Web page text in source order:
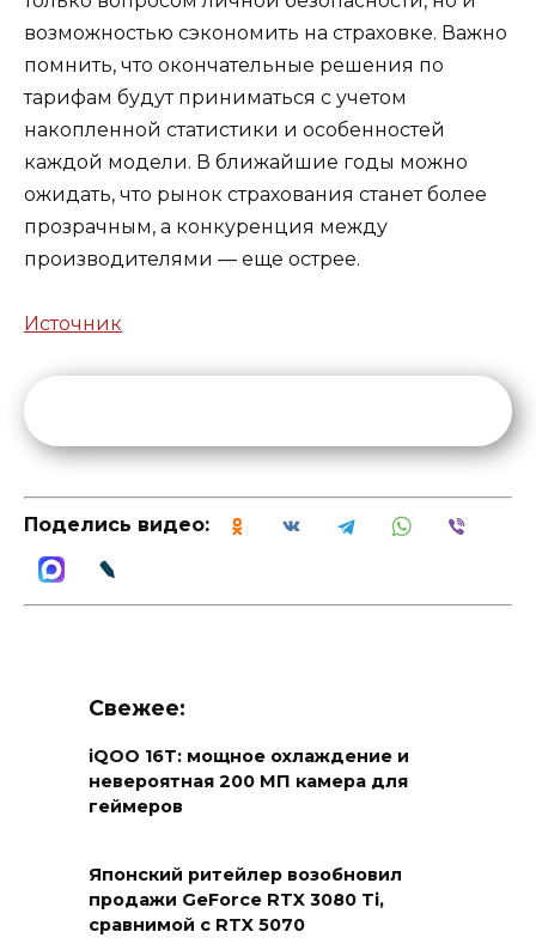
возможностью сэкономить на страховке. Важно
помнить, что окончательные решения по
тарифам будут приниматься с учетом
накопленной статистики и особенностей
каждой модели. В ближайшие годы можно
ожидать, что рынок страхования станет более
прозрачным, а конкуренция между
производителями — еще острее.
Источник
Поделись видео:
Свежее:
iQOO 16T: мощное охлаждение и
невероятная 200 МП камера для
геймеров
Японский ритейлер возобновил
продажи GeForce RTX 3080 Ti,
сравнимой с RTX 5070